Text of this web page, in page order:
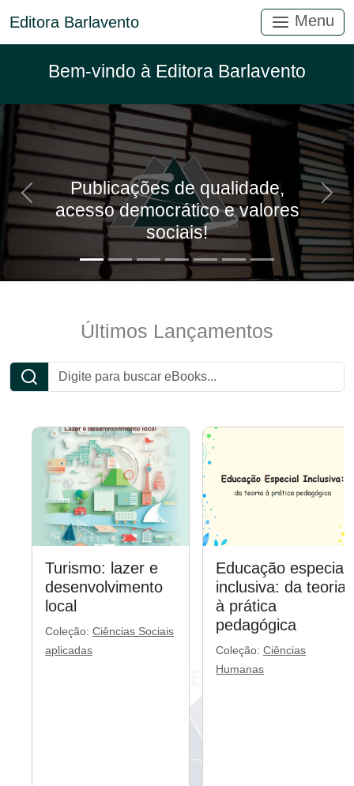
Editora Barlavento Menu
Bem-vindo à Editora Barlavento
Publicações de qualidade,
acesso democrático e valores
sociais!
Anterior
Últimos Lançamentos
Turismo: lazer e
desenvolvimento
local
Coleção: Ciências Sociais
aplicadas
Educação especial
inclusiva: da teoria
à prática
pedagógica
Coleção: Ciências
Humanas